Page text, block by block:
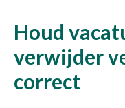
Houd
verwijder
correct